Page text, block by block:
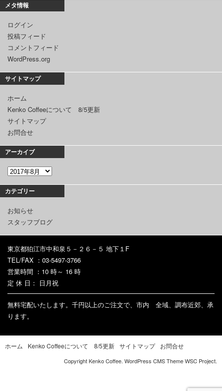
メタ情報
ログイン
投稿フィード
コメントフィード
WordPress.org
サイトマップ
ホーム
Kenko Coffeeについて 8/5更新
サイトマップ
お問合せ
アーカイブ
カテゴリー
お知らせ
スタッフブログ
東京都狛江市中和泉５－２６－５ 地下１F
TEL/FAX ：03-5497-3766
営業時間 ：10 時～ 16 時
定 休 日： 日月祝
無料宅配いたします。千円以上のご注文で、市内 全域、調布近郊、承
ります。
ホーム Kenko Coffeeについて 8/5更新 サイトマップ お問合せ
Copyright Kenko Coffee. WordPress CMS ThemeWSC Project.